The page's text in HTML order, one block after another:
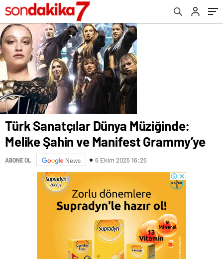
Türk Sanatçılar Dünya Müziğinde:
Melike Şahin ve Manifest Grammy’ye
ABONE OL News 6 Ekim 2025 16:25